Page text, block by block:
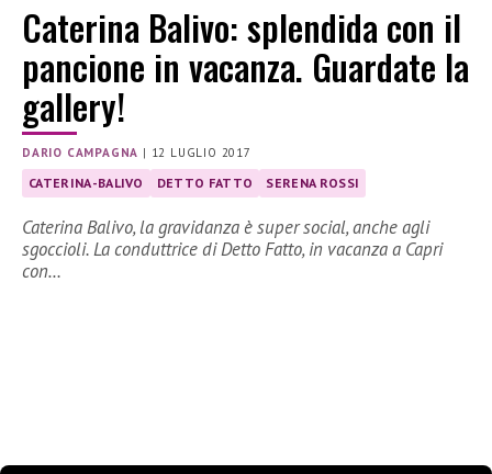
Caterina Balivo: splendida con il
pancione in vacanza. Guardate la
gallery!
DARIO CAMPAGNA | 12 LUGLIO 2017
CATERINA-BALIVO DETTO FATTO SERENA ROSSI
Caterina Balivo, la gravidanza è super social, anche agli
sgoccioli. La conduttrice di Detto Fatto, in vacanza a Capri
con…